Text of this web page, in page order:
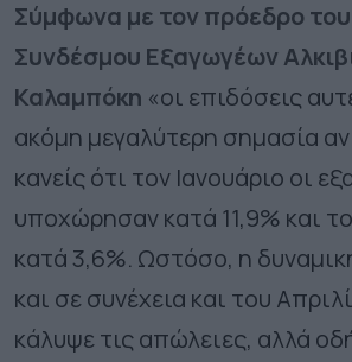
Σύμφωνα με τον πρόεδρο
Συνδέσμου Εξαγωγέων
Καλαμπόκη «οι επιδόσεις
ακόμη μεγαλύτερη σημασία αν
κανείς ότι τον Ιανουάριο οι
υποχώρησαν κατά 11,9% και
κατά 3,6%. Ωστόσο, η
και σε συνέχεια και του
κάλυψε τις απώλειες, αλλά